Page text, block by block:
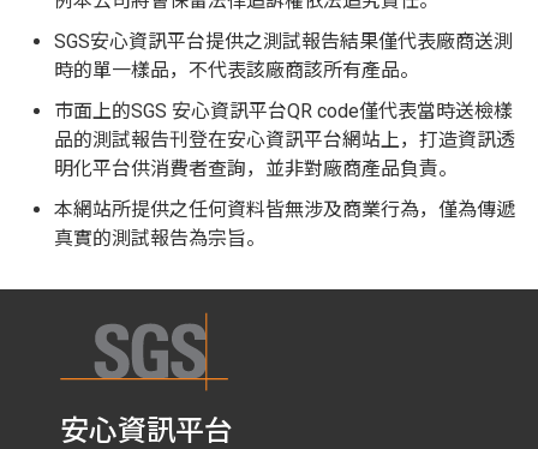
SGS安心資訊平台提供之測試報告結果僅代表廠商送測
時的單一樣品，不代表該廠商該所有產品。
市面上的SGS 安心資訊平台QR code僅代表當時送檢樣
品的測試報告刊登在安心資訊平台網站上，打造資訊透
明化平台供消費者查詢，並非對廠商產品負責。
本網站所提供之任何資料皆無涉及商業行為，僅為傳遞
真實的測試報告為宗旨。
安心資訊平台